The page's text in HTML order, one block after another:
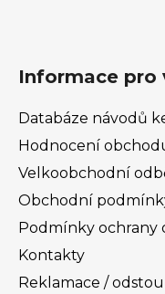
Informace pro
Databáze návodů
Hodnocení
Velkoobchodní
Obchodní
Podmínky ochrany
Kontakty
Reklamace /